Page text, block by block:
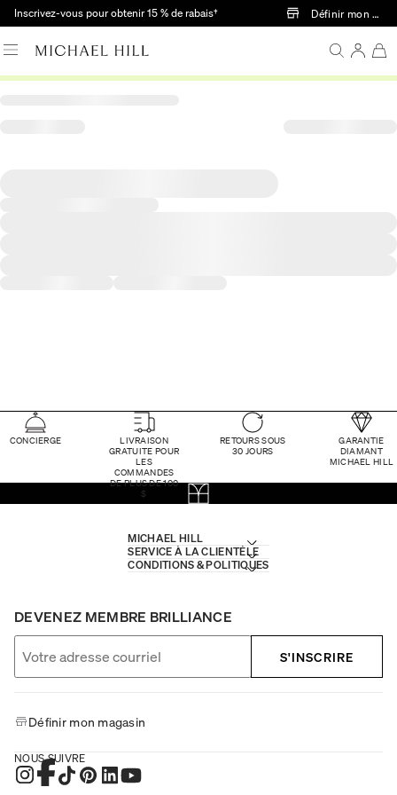
Passer au contenu principal
Inscrivez-vous pour obtenir 15 % de rabais† Définir mon
CONCIERGE
LIVRAISON
GRATUITE POUR
LES
COMMANDES
DE PLUS DE 100
$
RETOURS SOUS
30 JOURS
GARANTIE
DIAMANT
MICHAEL HILL
MICHAEL HILL
SERVICE À LA CLIENTÈLE
CONDITIONS & POLITIQUES
DEVENEZ MEMBRE BRILLIANCE
S'INSCRIRE
Définir mon magasin
NOUS SUIVRE